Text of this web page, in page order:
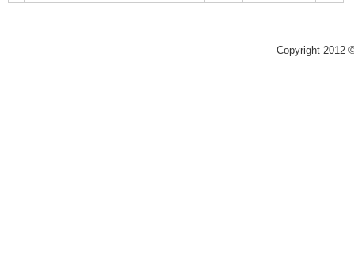
Copyright 2012